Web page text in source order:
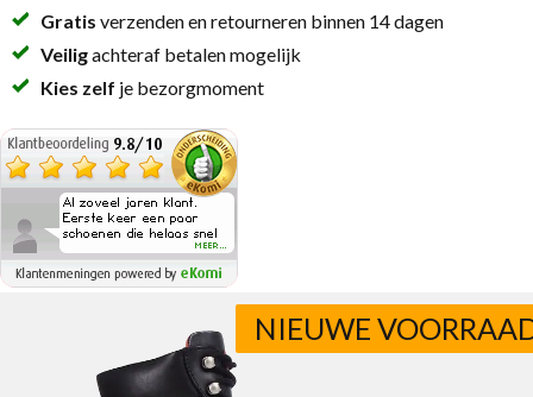
Gratis verzenden en retourneren binnen 14 dagen
Veiligachteraf betalen mogelijk
Kies zelf je bezorgmoment
NIEUWE